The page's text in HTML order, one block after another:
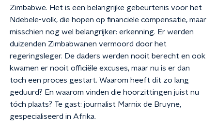
Zimbabwe. Het is een belangrijke gebeurtenis voor het
Ndebele-volk, die hopen op financiële compensatie, maar
misschien nog wel belangrijker: erkenning. Er werden
duizenden Zimbabwanen vermoord door het
regeringsleger. De daders werden nooit berecht en ook
kwamen er nooit officiële excuses, maar nu is er dan
toch een proces gestart. Waarom heeft dit zo lang
geduurd? En waarom vinden die hoorzittingen juist nu
tóch plaats? Te gast: journalist Marnix de Bruyne,
gespecialiseerd in Afrika.